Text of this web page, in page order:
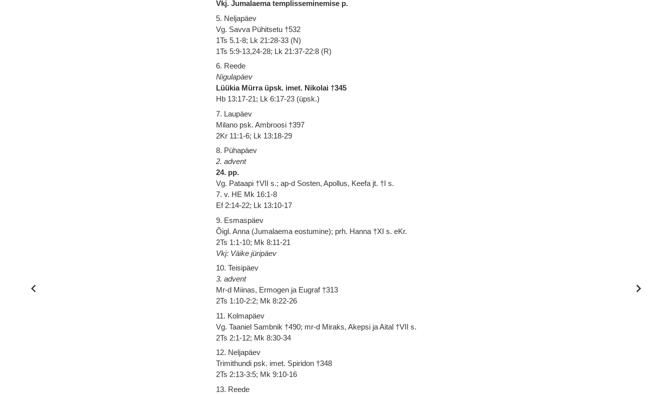
Vkj. Jumalaema templisseminemise p.
5. Neljapäev
Vg. Savva Pühitsetu †532
1Ts 5.1-8; Lk 21:28-33 (N)
1Ts 5:9-13,24-28; Lk 21:37-22:8 (R)
6. Reede
Nigulapäev
Lüükia Mürra üpsk. imet. Nikolai †345
Hb 13:17-21; Lk 6:17-23 (üpsk.)
7. Laupäev
Milano psk. Ambroosi †397
2Kr 11:1-6; Lk 13:18-29
8. Pühapäev
2. advent
24. pp.
Vg. Pataapi †VII s.; ap-d Sosten, Apollus, Keefa jt. †I s.
7. v. HE Mk 16:1-8
Ef 2:14-22; Lk 13:10-17
9. Esmaspäev
Õigl. Anna (Jumalaema eostumine); prh. Hanna †XI s. eKr.
2Ts 1:1-10; Mk 8:11-21
Vkj: Väike jüripäev
10. Teisipäev
3. advent
Mr-d Miinas, Ermogen ja Eugraf †313
2Ts 1:10-2:2; Mk 8:22-26
11. Kolmapäev
Vg. Taaniel Sambnik †490; mr-d Miraks, Akepsi ja Aital †VII s.
2Ts 2:1-12; Mk 8:30-34
12. Neljapäev
Trimithundi psk. imet. Spiridon †348
2Ts 2:13-3:5; Mk 9:10-16
13. Reede